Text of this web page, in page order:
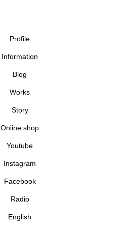
Profile
Information
Blog
Works
Story
Online shop
Youtube
Instagram
Facebook
Radio
English